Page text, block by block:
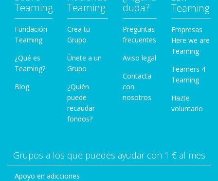
Teaming
Fundación
Teaming
¿Qué es
Teaming?
Blog
Teaming
Crea tu
Grupo
Únete a un
Grupo
¿Quién
puede
recaudar
fondos?
duda?
Preguntas
frecuentes
Aviso legal
Contacta
con
nosotros
Teaming
Empresas
Here we are
Teaming
Teamers 4
Teaming
Hazte
voluntario
Grupos a los que puedes ayudar con 1 € al mes
Apoyo en adicciones